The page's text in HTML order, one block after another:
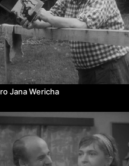
Jana Wericha